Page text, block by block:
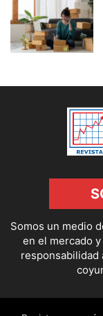
Somos un medio
en el mercado
responsabilidad